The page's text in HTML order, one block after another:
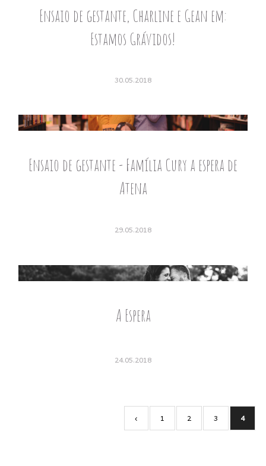
Ensaio de gestante, Charline e Gean em:
Estamos Grávidos!
30.05.2018
Ensaio de gestante - Família Cury a espera de
Atena
29.05.2018
A Espera
24.05.2018
‹ 1 2 3 4